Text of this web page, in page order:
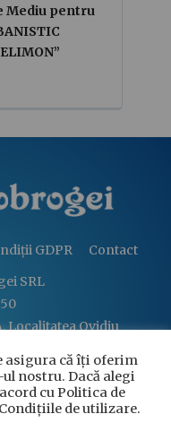
Mediu pentru
GDPR
Contact
SRL
Localitatea Ovidiu
914
asigura că îți oferim
nostru. Dacă alegi
cu Politica de
de utilizare.